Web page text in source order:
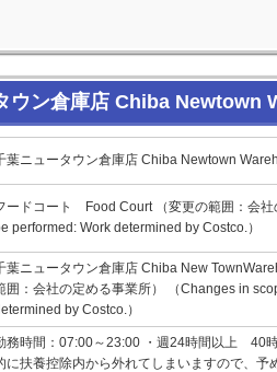
ウン倉庫店 Chiba Newtown
葉ニュータウン倉庫店 Chiba Newtown
ードコート Food Court （変更の範囲：会
performed: Work determined by Costco.）
葉ニュータウン倉庫店 Chiba New
囲：会社の定める事業所） （Changes in
by Costco.）
務時間：07:00～23:00 ・週24時間以上
に扶養控除内から外れてしまいますので、